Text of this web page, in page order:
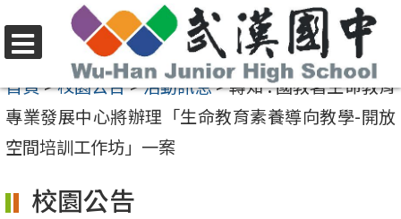
至
要
內
區
選
單
首頁>校園公告>活動訊息>轉知 : 國教署生命教育
專業發展中心將辦理「生命教育素養導向教學-開放
空間培訓工作坊」一案
校園公告